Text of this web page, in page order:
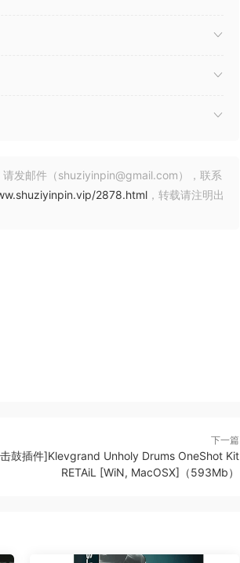
源的 3D 位置，并在混音中创建逼真的全
BREVERB 2 truer to the sound of
who referenced the preferred room
of applications from mixing to post-
from drums to vocals to guitars etc.
original unit. BREVERB 2 also
going beyond what was
audio professionals like you; today,
algorithms are tailored to the
发邮件（shuziyinpin@gmail.com），联系
2878.html ，转载请注明出
下一篇
鼓插件]Klevgrand Unholy Drums OneShot Kit
RETAiL [WiN, MacOSX]（593Mb）